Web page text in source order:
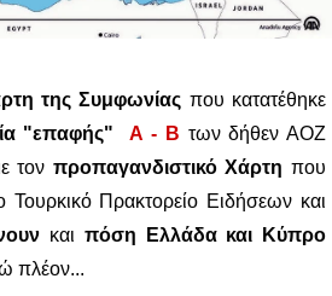
της Συμφωνίας που κατατέθηκε
"επαφής" Α - Β των δήθεν ΑΟΖ
τον προπαγανδιστικό Χάρτηπου
Τουρκικό Πρακτορείο Ειδήσεων και
και πόση Ελλάδα και Κύπρο
πλέον...